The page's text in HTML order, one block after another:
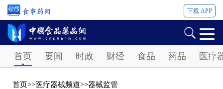
下载 APP
首页 要闻 时政 财经 食品 药品 医疗
首页>>医疗器械频道>>器械监管